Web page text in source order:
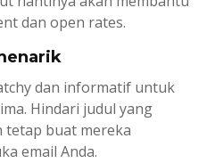
dan open rates.
dan informatif untuk
Hindari judul yang
tetap buat mereka
email Anda.